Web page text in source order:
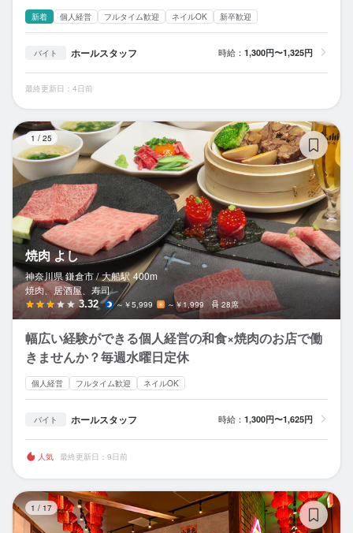
新着 個人経営 フルタイム歓迎 ネイルOK 新卒歓迎
バイト ホールスタッフ 時給： 1,300円〜1,325円
最終更新日：4日前
1 / 25
焼肉 よし
神奈川県 鎌倉市 / 大船駅 400m
焼肉、居酒屋、寿司
3.32 ～￥5,999 ～￥1,999 28席
幅広い経験ができる個人経営の和食×焼肉のお店で働
きませんか？毎週水曜日定休
個人経営 フルタイム歓迎 ネイルOK
バイト ホールスタッフ 時給： 1,300円〜1,625円
人気 最終更新日：9日前
1 / 17